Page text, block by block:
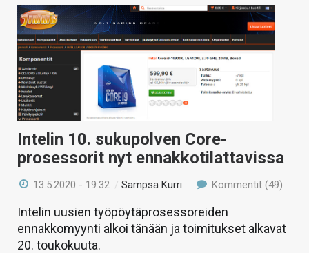
Intelin 10. sukupolven Core-
prosessorit nyt ennakkotilattavissa
13.5.2020 - 19:32 /Sampsa Kurri Kommentit (49)
Intelin uusien työpöytäprosessoreiden
ennakkomyynti alkoi tänään ja toimitukset alkavat
20. toukokuuta.